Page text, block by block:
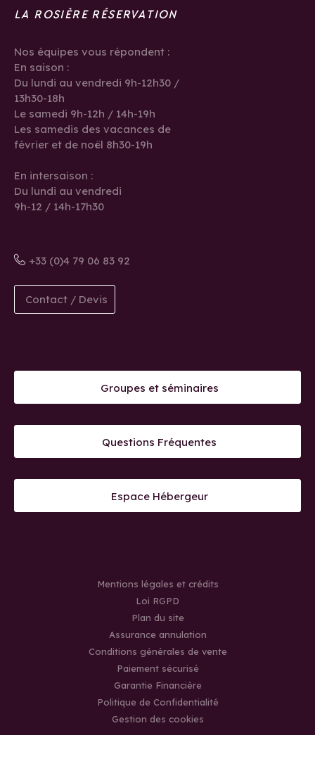
LA ROSIÈRE RÉSERVATION
Nos équipes vous répondent :
En saison :
Du lundi au vendredi 9h-12h30 /
13h30-18h
Le samedi 9h-12h / 14h-19h
Les samedis des vacances de
février et de noël 8h30-19h
En intersaison :
Du lundi au vendredi
9h-12 / 14h-17h30
+33 (0)4 79 06 83 92
Contact / Devis
Groupes et séminaires
Questions Fréquentes
Espace Hébergeur
Mentions légales et crédits
Loi RGPD
Plan du site
Assurance annulation
Conditions générales de vente
Paiement sécurisé
Garantie Financière
Politique de Confidentialité
Gestion des cookies